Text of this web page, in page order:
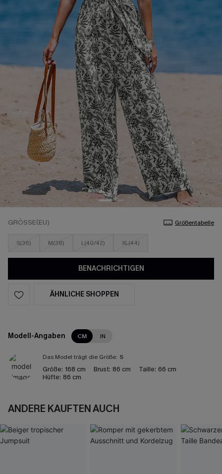
GRÖSSE(EU) Größentabelle
S(36) M(38) L(40/42) XL(44)
BENACHRICHTIGEN
ÄHNLICHE SHOPPEN
Modell-Angaben CM IN
Das Model trägt die Größe: S
Größe: 168 cm Brust: 86 cm Taille: 66 cm
Hüfte: 86 cm
ANDERE KAUFTEN AUCH